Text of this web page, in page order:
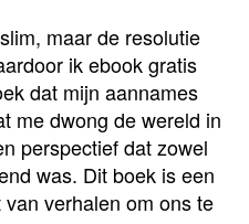
maar de resolutie
ik ebook gratis
dat mijn aannames
me dwong de wereld in
perspectief dat zowel
was. Dit boek is een
verhalen om ons te